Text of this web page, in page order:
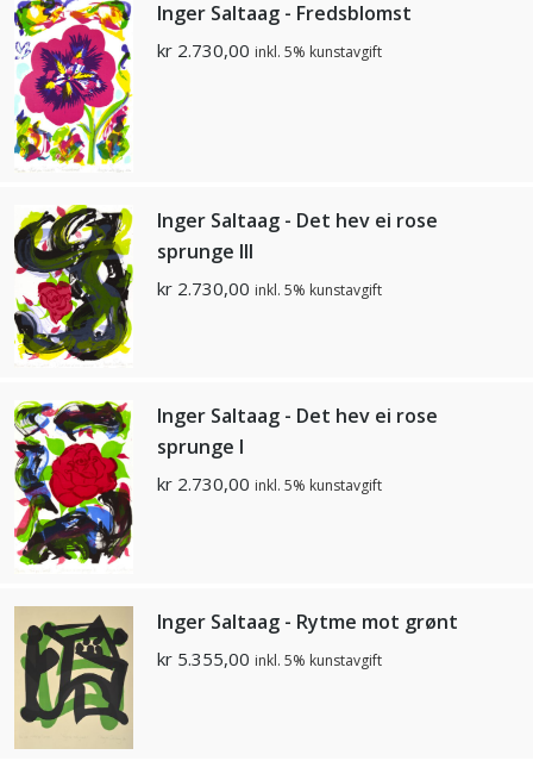
Inger Saltaag - Fredsblomst
kr 2.730,00 inkl. 5% kunstavgift
Inger Saltaag - Det hev ei rose
sprunge lll
kr 2.730,00 inkl. 5% kunstavgift
Inger Saltaag - Det hev ei rose
sprunge l
kr 2.730,00 inkl. 5% kunstavgift
Inger Saltaag - Rytme mot grønt
kr 5.355,00 inkl. 5% kunstavgift